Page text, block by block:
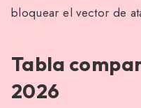
bloquear el vector de
Tabla
2026